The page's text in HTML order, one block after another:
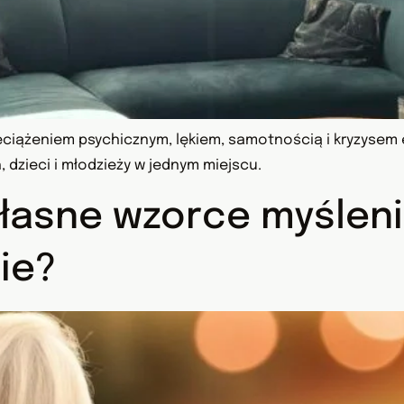
psychicznym, lękiem, samotnością i
i młodzieży w jednym miejscu.
wzorce